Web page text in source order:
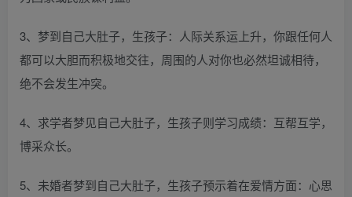
3、梦到自己大肚子，生孩子：人际关系运上升，你跟任何人
都可以大胆而积极地交往，周围的人对你也必然坦诚相待，
绝不会发生冲突。
4、求学者梦见自己大肚子，生孩子则学习成绩：互帮互学，
博采众长。
5、未婚者梦到自己大肚子，生孩子预示着在爱情方面：心思